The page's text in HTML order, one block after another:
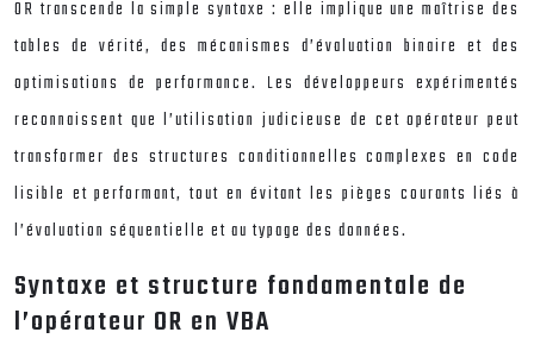
OR transcende la simple syntaxe : elle implique une maîtrise des
tables de vérité, des mécanismes d’évaluation binaire et des
optimisations de performance. Les développeurs expérimentés
reconnaissent que l’utilisation judicieuse de cet opérateur peut
transformer des structures conditionnelles complexes en code
lisible et performant, tout en évitant les pièges courants liés à
l’évaluation séquentielle et au typage des données.
Syntaxe et structure fondamentale de
l’opérateur OR en VBA